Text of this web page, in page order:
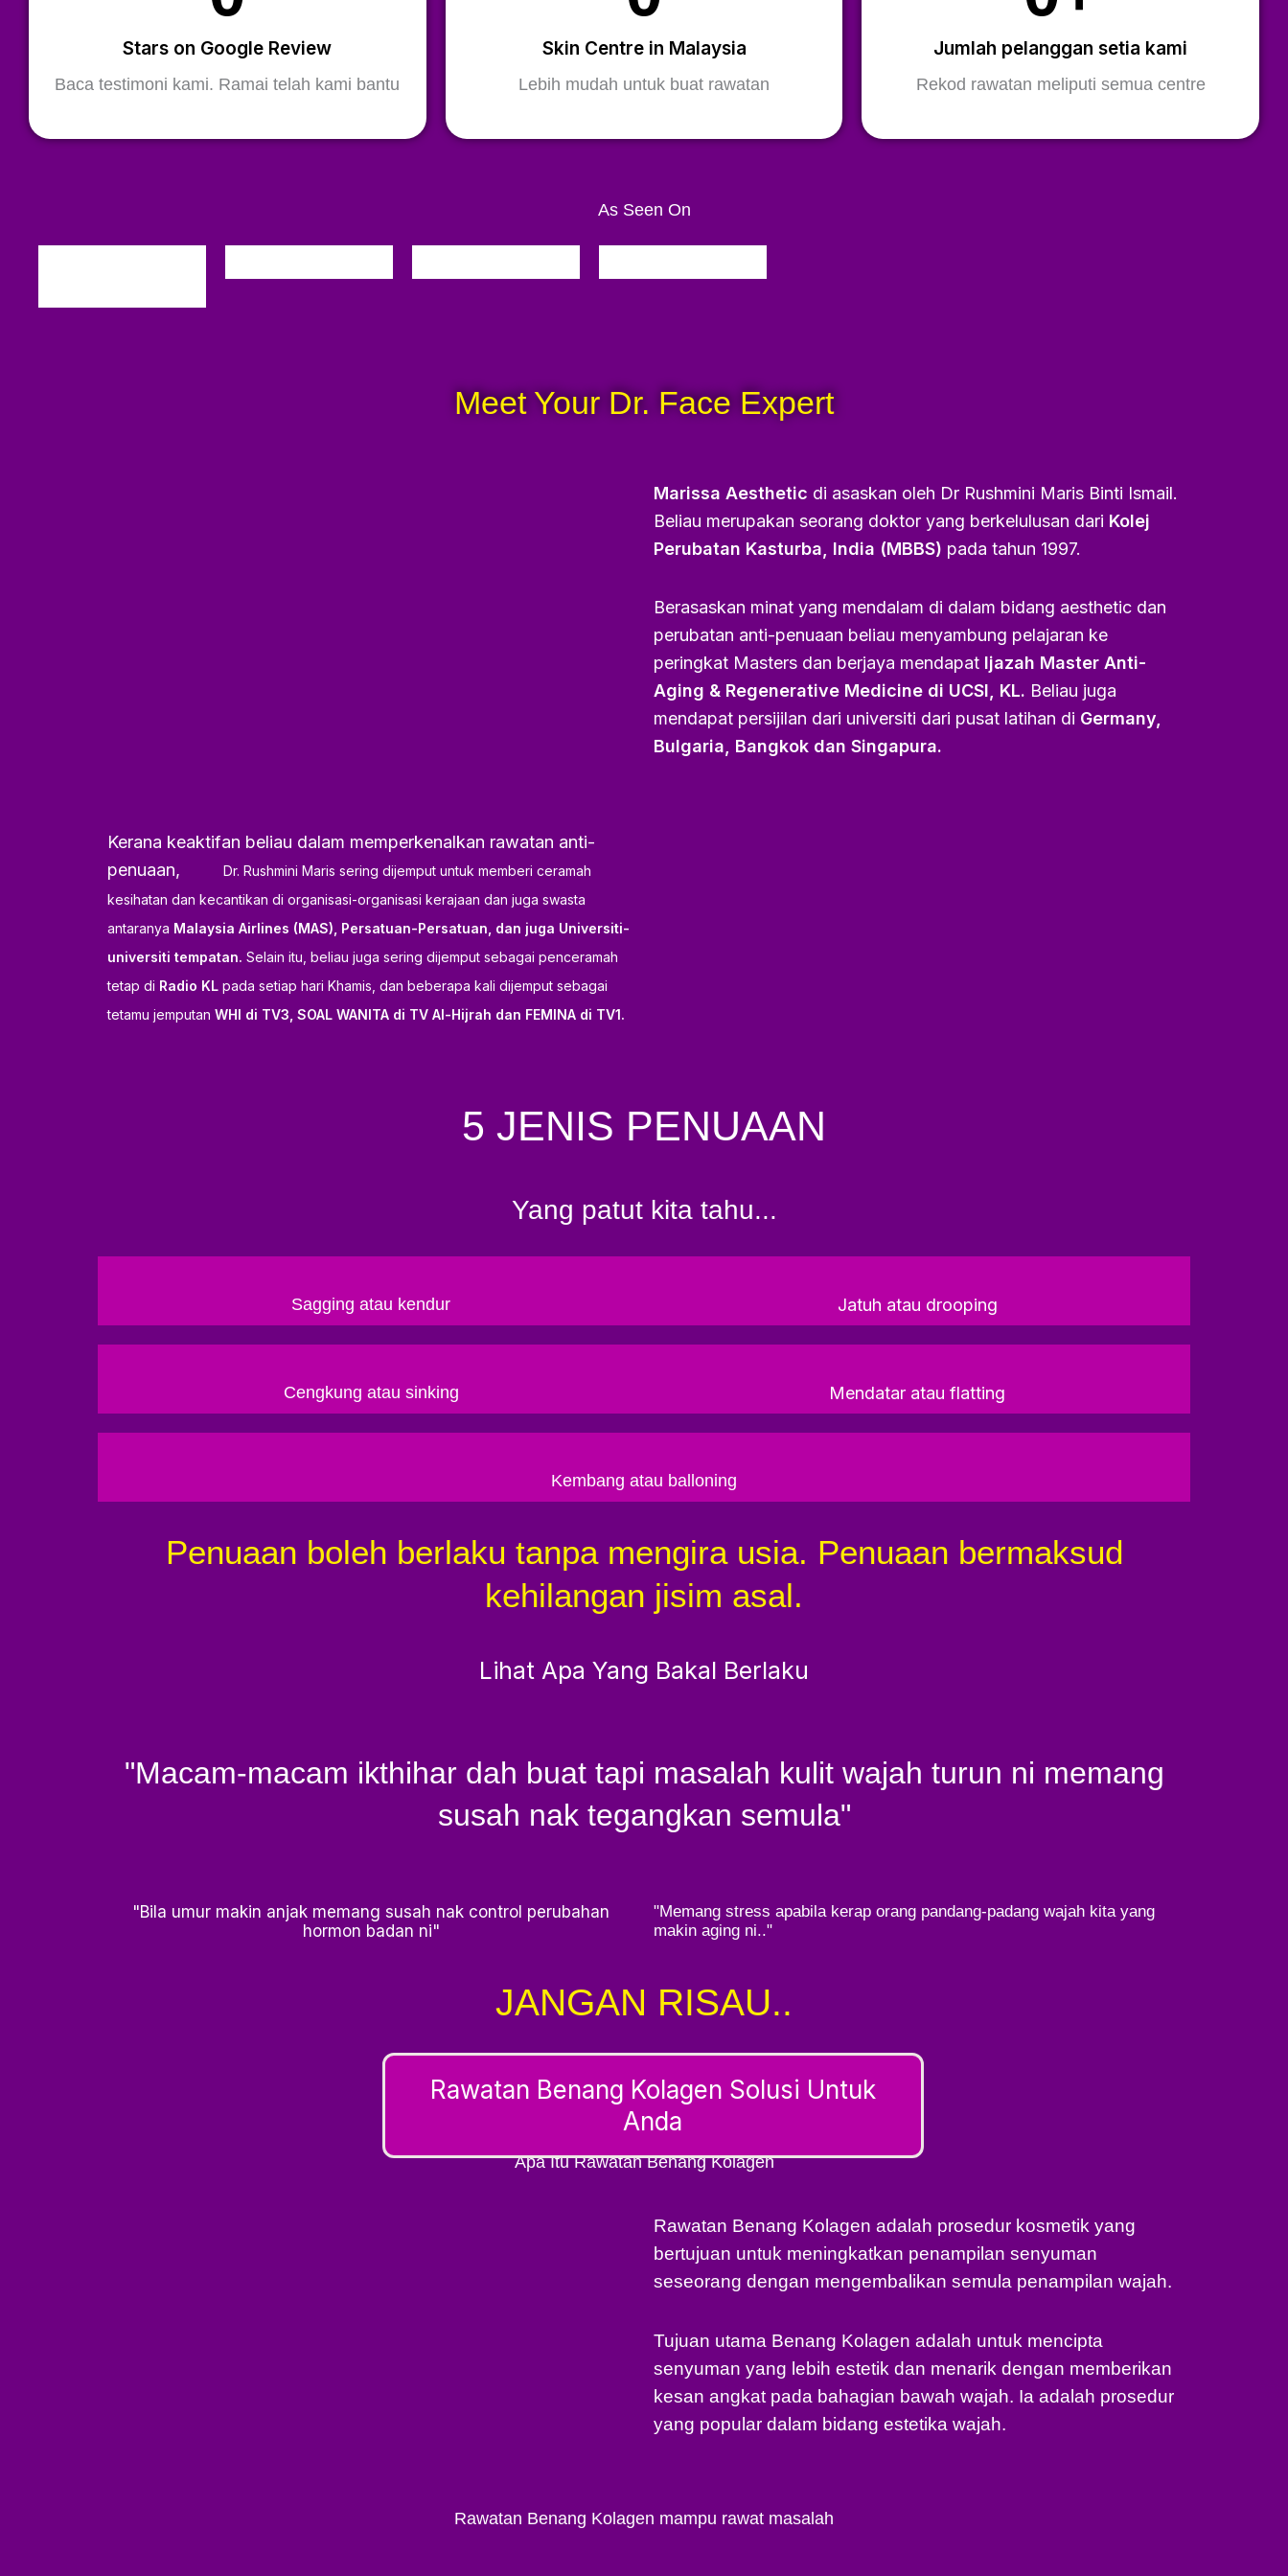
Stars on Google Review
Baca testimoni kami. Ramai telah kami bantu
Skin Centre in Malaysia
Lebih mudah untuk buat rawatan
Jumlah pelanggan setia kami
Rekod rawatan meliputi semua centre
As Seen On
Meet Your Dr. Face Expert
Marissa Aesthetic di asaskan oleh Dr Rushmini Maris Binti Ismail.
Beliau merupakan seorang doktor yang berkelulusan dari Kolej
Perubatan Kasturba, India (MBBS) pada tahun 1997.
Berasaskan minat yang mendalam di dalam bidang aesthetic dan
perubatan anti-penuaan beliau menyambung pelajaran ke
peringkat Masters dan berjaya mendapat Ijazah Master Anti-
Aging & Regenerative Medicine di UCSI, KL. Beliau juga
mendapat persijilan dari universiti dari pusat latihan di Germany,
Bulgaria, Bangkok dan Singapura.
Kerana keaktifan beliau dalam memperkenalkan rawatan anti-
penuaan,
Dr. Rushmini Maris sering dijemput untuk memberi ceramah
kesihatan dan kecantikan di organisasi-organisasi kerajaan dan juga swasta
antaranya Malaysia Airlines (MAS), Persatuan-Persatuan, dan juga Universiti-
universiti tempatan. Selain itu, beliau juga sering dijemput sebagai penceramah
tetap di Radio KL pada setiap hari Khamis, dan beberapa kali dijemput sebagai
tetamu jemputan WHI di TV3, SOAL WANITA di TV Al-Hijrah dan FEMINA di TV1.
5 JENIS PENUAAN
Yang patut kita tahu...
Sagging atau kendur Jatuh atau drooping
Cengkung atau sinking Mendatar atau flatting
Kembang atau balloning
Penuaan boleh berlaku tanpa mengira usia. Penuaan bermaksud
kehilangan jisim asal.
Lihat Apa Yang Bakal Berlaku
"Macam-macam ikthihar dah buat tapi masalah kulit wajah turun ni memang
susah nak tegangkan semula"
"Bila umur makin anjak memang susah nak control perubahan
hormon badan ni"
"Memang stress apabila kerap orang pandang-padang wajah kita yang
makin aging ni.."
JANGAN RISAU..
Rawatan Benang Kolagen Solusi Untuk
Anda
Apa Itu Rawatan Benang Kolagen
Rawatan Benang Kolagen adalah prosedur kosmetik yang
bertujuan untuk meningkatkan penampilan senyuman
seseorang dengan mengembalikan semula penampilan wajah.
Tujuan utama Benang Kolagen adalah untuk mencipta
senyuman yang lebih estetik dan menarik dengan memberikan
kesan angkat pada bahagian bawah wajah. Ia adalah prosedur
yang popular dalam bidang estetika wajah.
Rawatan Benang Kolagen mampu rawat masalah